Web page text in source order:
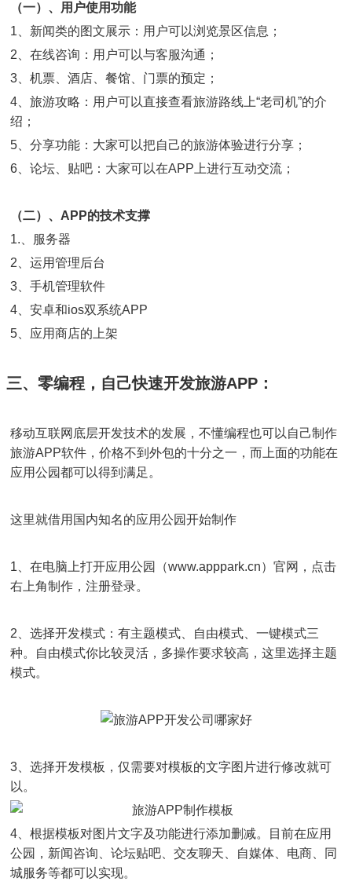
（一）、用户使用功能
1、新闻类的图文展示：用户可以浏览景区信息；
2、在线咨询：用户可以与客服沟通；
3、机票、酒店、餐馆、门票的预定；
4、旅游攻略：用户可以直接查看旅游路线上“老司机”的介
绍；
5、分享功能：大家可以把自己的旅游体验进行分享；
6、论坛、贴吧：大家可以在APP上进行互动交流；
（二）、APP的技术支撑
1.、服务器
2、运用管理后台
3、手机管理软件
4、安卓和ios双系统APP
5、应用商店的上架
三、零编程，自己快速开发旅游APP：
移动互联网底层开发技术的发展，不懂编程也可以自己制作
旅游APP软件，价格不到外包的十分之一，而上面的功能在
应用公园都可以得到满足。
这里就借用国内知名的应用公园开始制作
1、在电脑上打开应用公园（www.apppark.cn）官网，点击
右上角制作，注册登录。
2、选择开发模式：有主题模式、自由模式、一键模式三
种。自由模式你比较灵活，多操作要求较高，这里选择主题
模式。
3、选择开发模板，仅需要对模板的文字图片进行修改就可
以。
4、根据模板对图片文字及功能进行添加删减。目前在应用
公园，新闻咨询、论坛贴吧、交友聊天、自媒体、电商、同
城服务等都可以实现。